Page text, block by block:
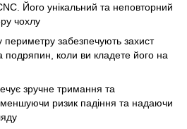
Його унікальний та неповторний
чохлу
периметру забезпечують захист
подряпин, коли ви кладете його на
зручне тримання та
ризик падіння та надаючи